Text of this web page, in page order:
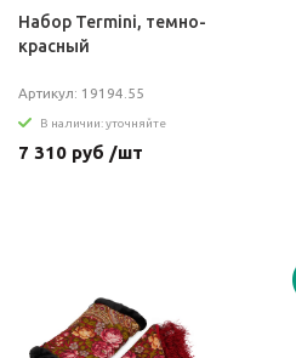
Набор Termini, темно-
красный
Артикул: 19194.55
В наличии: уточняйте
7 310 руб /шт